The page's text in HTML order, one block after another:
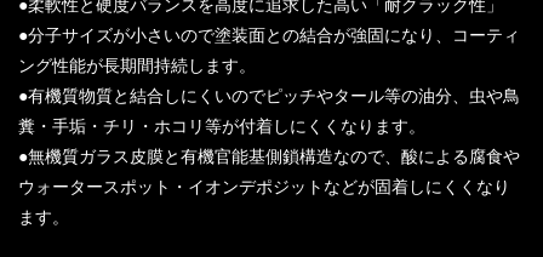
●柔軟性と硬度バランスを高度に追求した高い「耐クラック性」
●分子サイズが小さいので塗装面との結合が強固になり、コーティ
ング性能が長期間持続します。
●有機質物質と結合しにくいのでピッチやタール等の油分、虫や鳥
糞・手垢・チリ・ホコリ等が付着しにくくなります。
●無機質ガラス皮膜と有機官能基側鎖構造なので、酸による腐食や
ウォータースポット・イオンデポジットなどが固着しにくくなり
ます。